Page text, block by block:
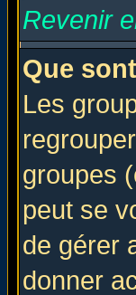
Revenir
Que
Les
groupes
peut se
de gérer
donner